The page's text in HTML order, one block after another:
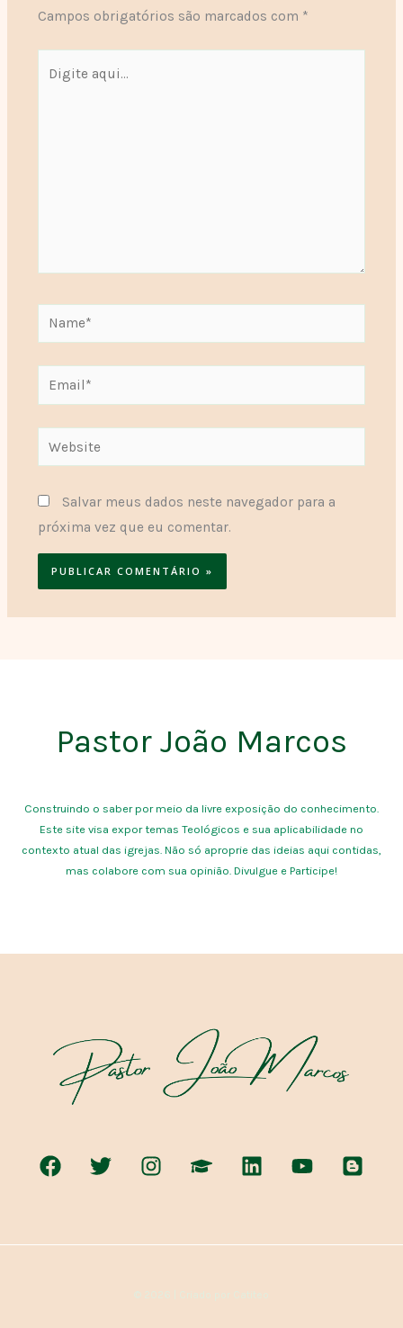
Campos obrigatórios são marcados com *
aqui...
Name*
Email*
Website
Salvar meus dados neste navegador para a
próxima vez que eu comentar.
Pastor João Marcos
Construindo o saber por meio da livre exposição do conhecimento.
Este site visa expor temas Teológicos e sua aplicabilidade no
contexto atual das igrejas. Não só aproprie das ideias aqui contidas,
mas colabore com sua opinião. Divulgue e Participe!